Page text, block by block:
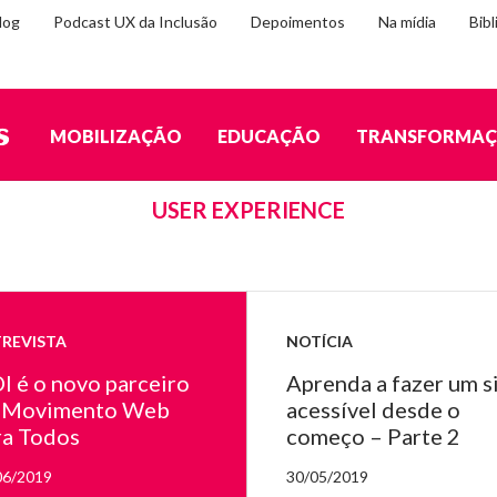
Podcast UX da Inclusão Depoimentos Na mídia
MOBILIZAÇÃO EDUCAÇÃO
TAGS
USER EXPERIENCE
é o novo parceiro
Web
Todos
2019
NOTÍCIA
Aprenda a fazer um
acessível desde o
começo – Parte 2
30/05/2019